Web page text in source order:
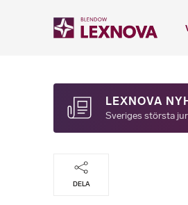
LEXNOVA
Sveriges största
DELA